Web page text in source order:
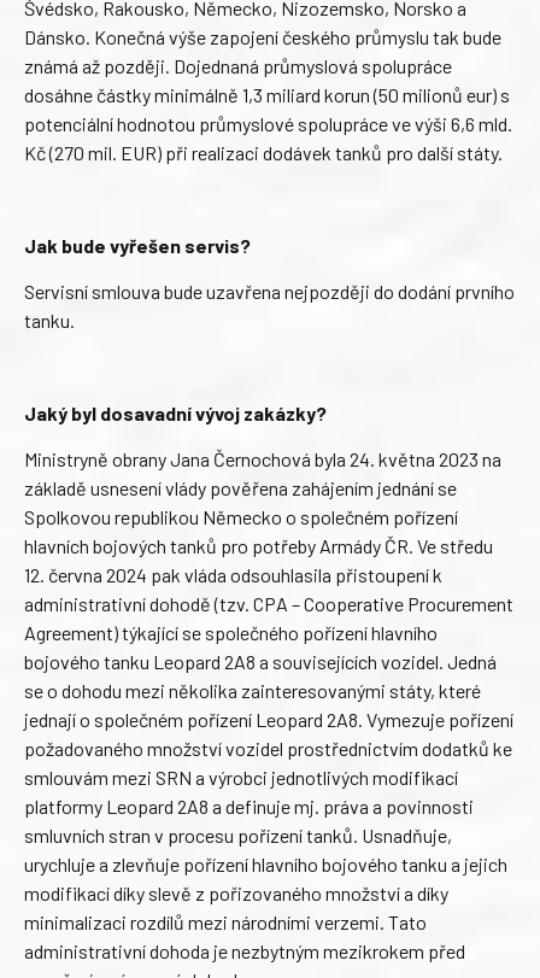
Švédsko, Rakousko, Německo, Nizozemsko, Norsko a
Dánsko. Konečná výše zapojení českého průmyslu tak bude
známá až později. Dojednaná průmyslová spolupráce
dosáhne částky minimálně 1,3 miliard korun (50 milionů eur) s
potenciální hodnotou průmyslové spolupráce ve výši 6,6 mld.
Kč (270 mil. EUR) při realizaci dodávek tanků pro další státy.
Jak bude vyřešen servis?
Servisní smlouva bude uzavřena nejpozději do dodání prvního
tanku.
Jaký byl dosavadní vývoj zakázky?
Ministryně obrany Jana Černochová byla 24. května 2023 na
základě usnesení vlády pověřena zahájením jednání se
Spolkovou republikou Německo o společném pořízení
hlavních bojových tanků pro potřeby Armády ČR. Ve středu
12. června 2024 pak vláda odsouhlasila přistoupení k
administrativní dohodě (tzv. CPA – Cooperative Procurement
Agreement) týkající se společného pořízení hlavního
bojového tanku Leopard 2A8 a souvisejících vozidel. Jedná
se o dohodu mezi několika zainteresovanými státy, které
jednají o společném pořízení Leopard 2A8. Vymezuje pořízení
požadovaného množství vozidel prostřednictvím dodatků ke
smlouvám mezi SRN a výrobci jednotlivých modifikací
platformy Leopard 2A8 a definuje mj. práva a povinnosti
smluvních stran v procesu pořízení tanků. Usnadňuje,
urychluje a zlevňuje pořízení hlavního bojového tanku a jejich
modifikací díky slevě z pořizovaného množství a díky
minimalizaci rozdílů mezi národními verzemi. Tato
administrativní dohoda je nezbytným mezikrokem před